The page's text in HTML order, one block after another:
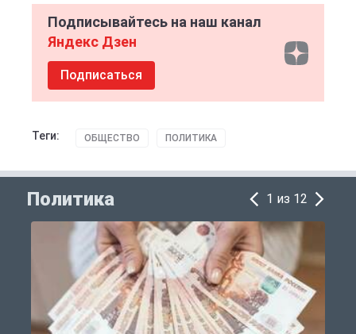
Подписывайтесь на наш канал
Яндекс Дзен
Подписаться
Теги: ОБЩЕСТВО ПОЛИТИКА
Политика 1 из 12